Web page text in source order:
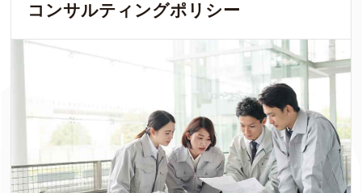
コンサルティングポリシー